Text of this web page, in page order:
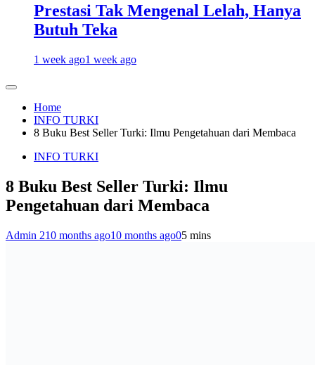
Prestasi Tak Mengenal Lelah, Hanya
Butuh Teka
1 week ago1 week ago
Home
INFO TURKI
8 Buku Best Seller Turki: Ilmu Pengetahuan dari Membaca
INFO TURKI
8 Buku Best Seller Turki: Ilmu
Pengetahuan dari Membaca
Admin 210 months ago10 months ago05 mins